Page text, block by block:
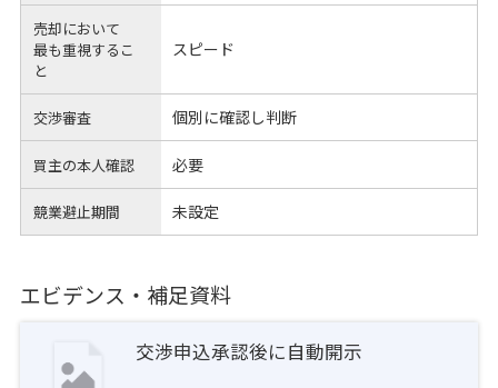
売却において
最も重視するこ
と
スピード
交渉審査 個別に確認し判断
買主の本人確認 必要
競業避止期間 未設定
エビデンス・補足資料
交渉申込承認後に自動開示